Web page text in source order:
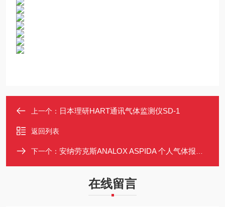
上一个： 日本理研HART通讯气体监测仪SD-1
返回列表
下一个： 安纳劳克斯ANALOX ASPIDA 个人气体报警仪 OLED显示 防水IP65
在线留言